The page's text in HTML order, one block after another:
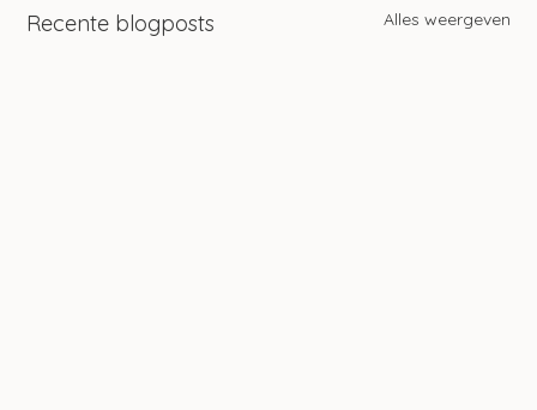
Recente blogposts Alles weergeven